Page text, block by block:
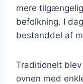
mere
befolkning. I
bestanddel af
Traditionelt
ovnen med